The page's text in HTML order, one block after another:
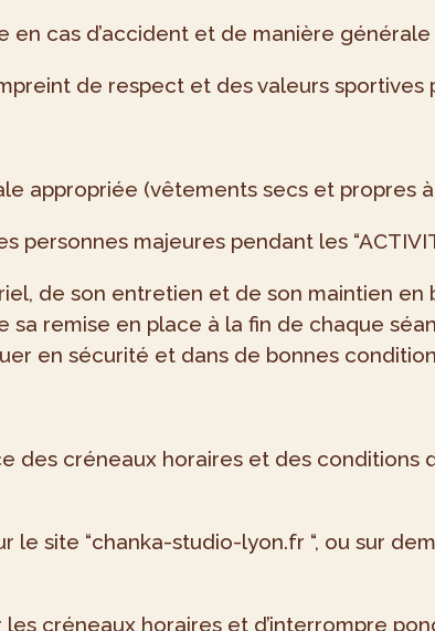
cas d’accident et de manière générale
de respect et des valeurs sportives
appropriée (vêtements secs et propres
majeures pendant les
de son entretien et de son maintien en
remise en place à la fin de chaque
en sécurité et dans de bonnes
des créneaux horaires et des conditions
le site “chanka-studio-lyon.fr “, ou sur
créneaux horaires et d’interrompre